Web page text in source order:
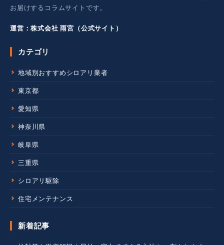
お届けするコラムサイトです。
運営：株式会社 雨宮（公式サイト）
カテゴリ
地域別おすすめシロアリ業者
東京都
愛知県
神奈川県
岐阜県
三重県
シロアリ駆除
住宅メンテナンス
新着記事